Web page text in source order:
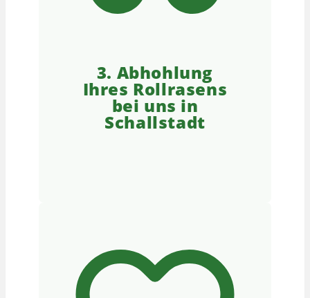
3. Abhohlung
Ihres Rollrasens
bei uns in
Schallstadt